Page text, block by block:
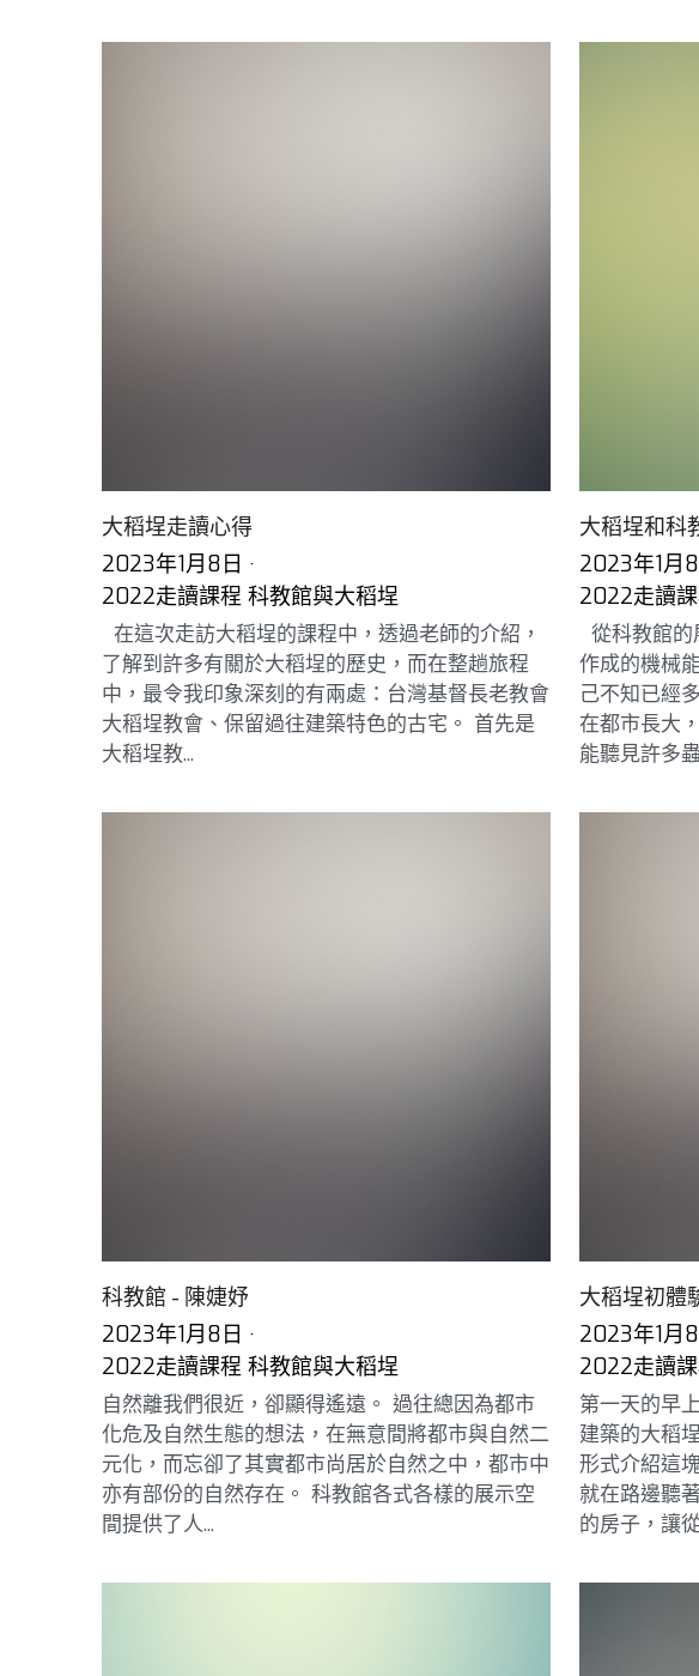
大稻埕走讀心得
2023年1月8日 ·
2022走讀課程 科教館與大稻埕
在這次走訪大稻埕的課程中，透過老師的介紹，
了解到許多有關於大稻埕的歷史，而在整趟旅程
中，最令我印象深刻的有兩處：台灣基督長老教會
大稻埕教會、保留過往建築特色的古宅。 首先是
大稻埕教...
大稻埕和科
2023年1月
2022走讀
從科教館
作成的機械
己不知已經
在都市長大
能聽見許多
科教館 - 陳婕妤
2023年1月8日 ·
2022走讀課程 科教館與大稻埕
自然離我們很近，卻顯得遙遠。 過往總因為都市
化危及自然生態的想法，在無意間將都市與自然二
元化，而忘卻了其實都市尚居於自然之中，都市中
亦有部份的自然存在。 科教館各式各樣的展示空
間提供了人...
大稻埕初體
2023年1月
2022走讀
第一天的早
建築的大稻
形式介紹這
就在路邊聽
的房子，讓